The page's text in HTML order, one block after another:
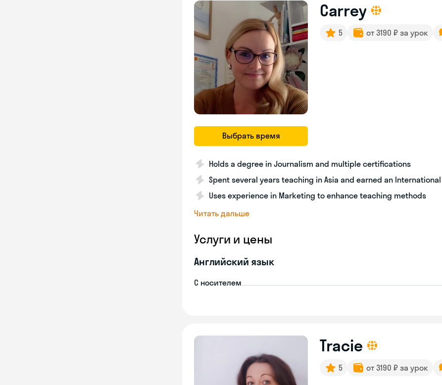
Выбрать время
Carrey
5 от 3190 ₽ за урок
Holds a degree in Journalism and multiple certifications
Spent several years teaching in Asia and earned an
Uses experience in Marketing to enhance teaching methods
Читать дальше
Услуги и цены
Английский язык
С носителем
Tracie
5 от 3190 ₽ за урок